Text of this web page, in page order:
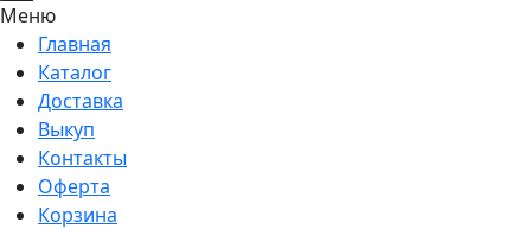
Меню
Главная
Каталог
Доставка
Выкуп
Контакты
Оферта
Корзина